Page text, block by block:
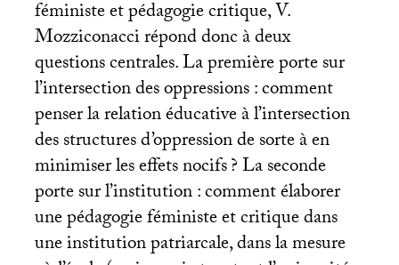
féministe et pédagogie critique, V.
Mozziconacci répond donc à deux
questions centrales. La première porte sur
l’intersection des oppressions : comment
penser la relation éducative à l’intersection
des structures d’oppression de sorte à en
minimiser les effets nocifs? La seconde
porte sur l’institution : comment élaborer
une pédagogie féministe et critique dans
une institution patriarcale, dans la mesure